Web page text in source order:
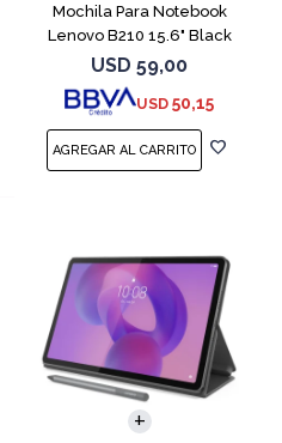
Mochila Para Notebook
Lenovo B210 15.6" Black
USD 59,00
USD 50,15